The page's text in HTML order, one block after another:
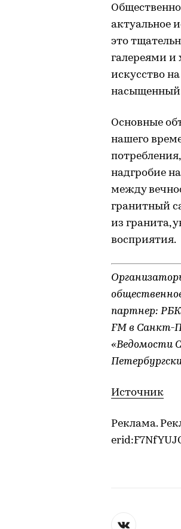
актуальное
это
галереями и
искусство
Основные
нашего
надгробие
между
гранитный
из гранита,
восприятия.
партнер:
FM в Санкт-
«Ведомости
Источник
Реклама.